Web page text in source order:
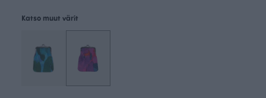
Katso muut värit